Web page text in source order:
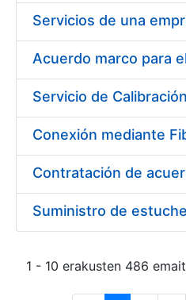
1 - 10 erakusten 486